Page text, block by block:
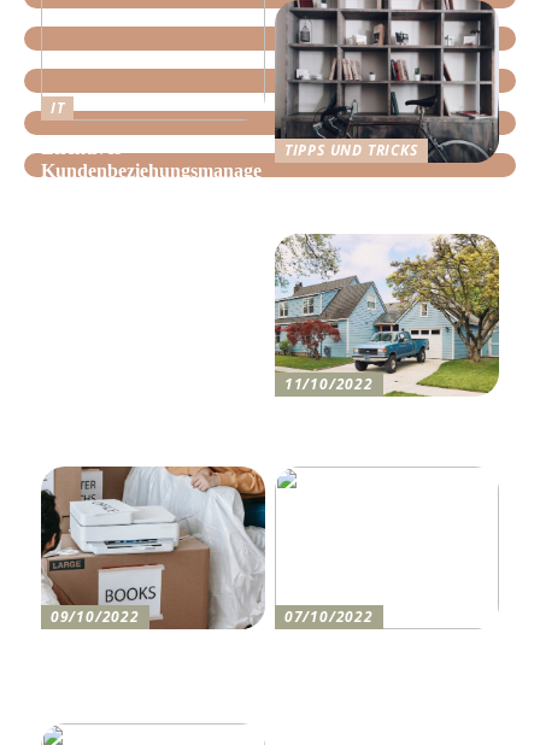
IT
Kundenbeziehungsmanage
TIPPS UND TRICKS
11/10/2022
09/10/2022
07/10/2022